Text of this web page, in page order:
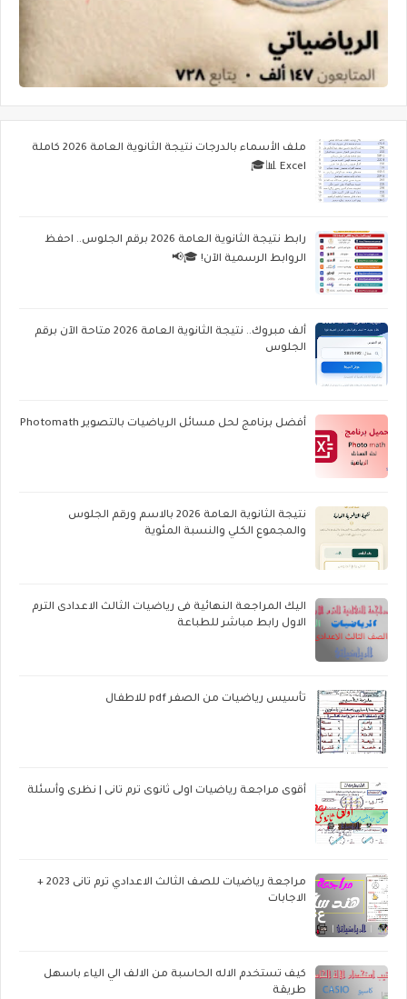
ملف الأسماء بالدرجات نتيجة الثانوية العامة 2026 كاملة
Excel 📊🎓
رابط نتيجة الثانوية العامة 2026 برقم الجلوس.. احفظ
الروابط الرسمية الآن! 🎓📢
ألف مبروك.. نتيجة الثانوية العامة 2026 متاحة الآن برقم
الجلوس
أفضل برنامج لحل مسائل الرياضيات بالتصوير Photomath
نتيجة الثانوية العامة 2026 بالاسم ورقم الجلوس
والمجموع الكلي والنسبة المئوية
اليك المراجعة النهائية فى رياضيات الثالث الاعدادى الترم
الاول رابط مباشر للطباعة
تأسيس رياضيات من الصفر pdf للاطفال
أقوى مراجعة رياضيات اولى ثانوى ترم تانى | نظرى وأسئلة
مراجعة رياضيات للصف الثالث الاعدادي ترم تانى 2023 +
الاجابات
كيف تستخدم الاله الحاسبة من الالف الي الياء باسهل
طريقة